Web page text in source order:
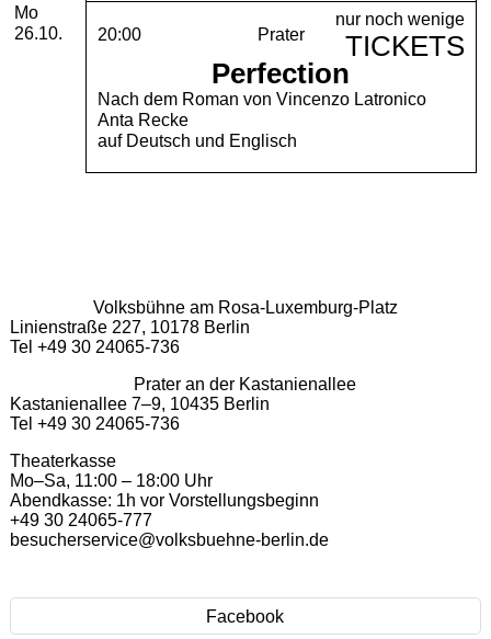
Montag, 26. Oktober 2026
Mo
26.10.
20:00 Prater
Perfection
Nach dem Roman von Vincenzo Latronico
Anta Recke
auf Deutsch und Englisch
nur noch wenige
TICKETS
Volksbühne am Rosa-Luxemburg-Platz
Linienstraße 227, 10178 Berlin
Tel +49 30 24065-736
Prater an der Kastanienallee
Kastanienallee 7–9, 10435 Berlin
Tel +49 30 24065-736
Theaterkasse
Mo–Sa, 11:00 – 18:00 Uhr
Abendkasse: 1h vor Vorstellungsbeginn
+49 30 24065-777
besucherservice@volksbuehne-berlin.de
Facebook